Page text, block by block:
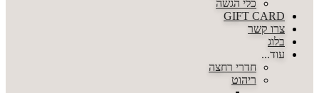
כלי הגשה
GIFT CARD
צרו קשר
בלוג
עוד...
חדרי רחצה
ריהוט